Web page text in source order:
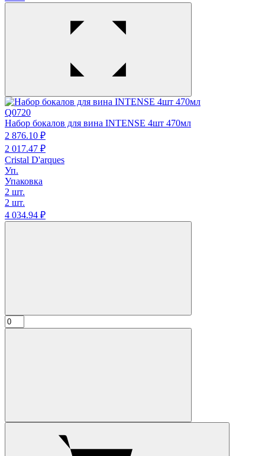
Q0720
Набор бокалов для вина INTENSE 4шт 470мл
2 876.10 ₽
2 017.47 ₽
Cristal D'arques
Уп.
Упаковка
2 шт.
2 шт.
4 034.94 ₽